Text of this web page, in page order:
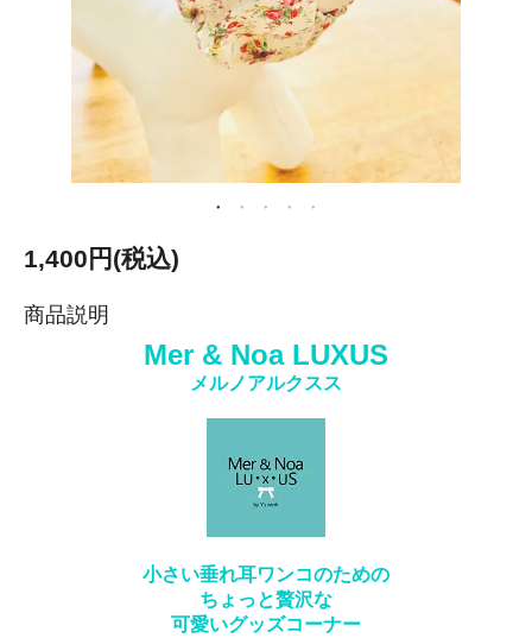
1,400円(税込)
商品説明
Mer & Noa LUXUS
メルノアルクスス
小さい垂れ耳ワンコのための
ちょっと贅沢な
可愛いグッズコーナー